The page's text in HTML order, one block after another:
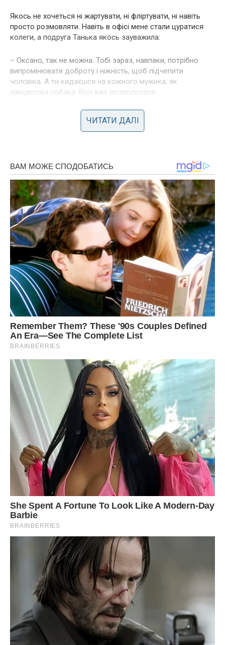
Якось не хочеться ні жартувати, ні фліртувати, ні навіть
просто розмовляти. Навіть в офісі мене стали цуратися
колеги, а подруга Танька якось зауважила:
– Оксано, так не можна. Тобі зараз, навпаки, потрібно
випромінювати доброту і ніжність, щоб підчепити
чоловіка. А ти кидаєшся на кожного мужика, як
ланцюгова собака. Всіх вже розполохала …
– Обійдусь. І без мужиків ваших, і без ніжності, і без
доброти, – буркнула тоді я.
мною “на гарячому”, тобто в обіймах незнайомої шикарної
блондинки, дуже легковажно одягненої і з зручністю
усадженій в моєму улюбленому кріслі, я виключила все
чоловіче плем’я з кола своїх інтересів.
Славіка вигнала, через всі приниження розлучення і
розділ майна пройшла. Закиди батьків в тому, що вони
мене “попереджали”, вислуховую ось уже другий рік. В
результаті з наївної романтичної дівчини перетворилася в
холодну, знаючу життя жінку. Іноді я навіть не впізнаю
себе в дзеркалі. За минулий після розлучення рік у мене
стали зовсім інші очі – з веселих темно-сірих, вони
перетворилися в сталеві крижинки, що випромінюють
тільки холод.
Занурившись у спогади, я машинально крокувала до
зупинки, не помічаючи нічого навколо. Із забуття мене
вивів той же голос:
– Дівчино, ви знову задумалися? Чи вам не потрібна
зупинка? Здригнувшись, я підняла очі. Виявляється,
зупинка залишилася позаду, а я чомусь крокую прямо по
калюжах далі. Поруч зі мною, посміхаючись у весь рот,
йде все той же незнайомий хлопець.
ЧИТАТИ ДАЛІ